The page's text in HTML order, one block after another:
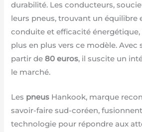
durabilité. Les conducteurs,
leurs pneus, trouvant un équilibre
conduite et efficacité
plus en plus vers ce modèle. Avec
partir de80 euros, il suscite un
le marché.
Les pneus Hankook, marque
savoir-faire sud-coréen,
technologie pour répondre aux